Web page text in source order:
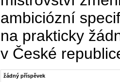
ambiciózní
na prakticky
v České
žádný příspěvek